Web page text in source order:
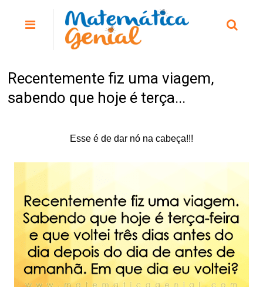
Recentemente fiz uma viagem,
sabendo que hoje é terça...
Esse é de dar nó na cabeça!!!